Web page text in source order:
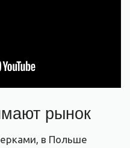
рынок
в Польше